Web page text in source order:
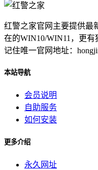
红警之家官网主要提供最
在的WIN10/WIN11，更有
记住唯一官网地址：
本站导航
会员说明
自助服务
如何安装
更多介绍
永久网址